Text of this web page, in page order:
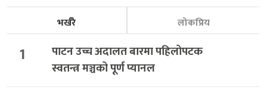
भर्खरै लोकप्रिय
1
पाटन उच्च अदालत बारमा पहिलोपटक
स्वतन्त्र मञ्चको पूर्ण प्यानल